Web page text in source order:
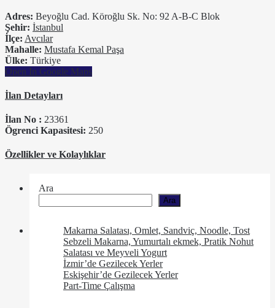
Adres: Beyoğlu Cad. Köroğlu Sk. No: 92 A-B-C Blok
Şehir: İstanbul
İlçe: Avcılar
Mahalle: Mustafa Kemal Paşa
Ülke: Türkiye
Open In Google Maps
İlan Detayları
İlan No : 23361
Ögrenci Kapasitesi: 250
Özellikler ve Kolaylıklar
Ara
Ara
Makarna Salatası, Omlet, Sandviç, Noodle, Tost
Sebzeli Makarna, Yumurtalı ekmek, Pratik Nohut
Salatası ve Meyveli Yogurt
İzmir’de Gezilecek Yerler
Eskişehir’de Gezilecek Yerler
Part-Time Çalışma